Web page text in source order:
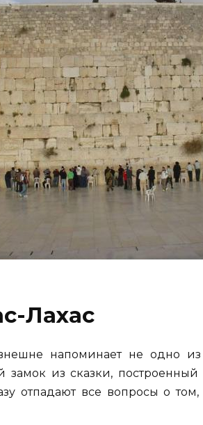
Лахас
напоминает не одно из
замок из сказки,
отпадают все вопросы о